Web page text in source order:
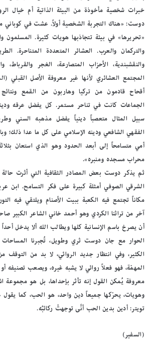
خبرات شخصية مأخوذة من البيئة الذاتية أم خيال
دوست: «هناك التجربة الشخصية أولاً. عشت في كوباني
«تحريرها» في بيئة تتجاذبها هويات كثيرة. المسلمون
والتركمان والعرب. العشائر المتعددة المتناحرة.
والنقشبندية، الأحزاب المتصارعة، الغجر
المجتمع العشائري لأنها غير معروفة الأصل القبلي
أقحاح قادمون من تركيا وهاربون من القمع
الجماعات كانت في تناحر مستمر. كل يفضل عرقه
سبيل المثال متعصباً دينياً يفضل مذهبه السني
الفقهي الشافعي ودينه الإسلامي على كل ما عدا ذلك؛
أمي متسامحاً إلى أبعد الحدود وهو الذي استعان
محراب مسجده ومنبره».
ثم يذكر دوست بعض المصادر الثقافية التي أثرت حالة
الشرقي الصوفي أمثلة كبيرة على فكر التسامح. ابن
مكاناً تجتمع فيه الكعبة ببيت الأصنام ويلتقي فيه
آخر من تراثنا الكردي وهو أحمد خاني الشاعر الكبير
أن يصرخ باسم الإنسانية كلها ويطالب الله ألا يدخل
الحوار مع جان دوست ثري وطويل، تُجبرنا المساحات
الكثير، وفي انتظار جديد الروائي، لا بد من التوقف
المهمّة، فهو فعلاً روائي لا يشبه غيره، ويصعب تصنيفه
معروفة يُمكن القول إنه تأثر بإحداها، بل هو مجموعة
وهويات، يحرّكها جميعاً دين واحد، هو الحب، كما
تويتر: أدين بدين الحب أنَّى توجهتْ ركائبُه.
(السفير)